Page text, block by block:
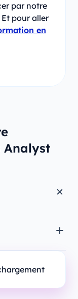
par notre
Et pour aller
en
Analyst